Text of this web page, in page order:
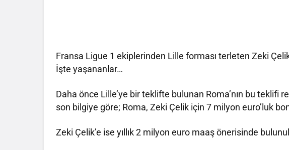
Fransa Ligue 1 ekiplerinden Lille forması terleten Zeki
İşte yaşananlar…
Daha önce Lille’ye bir teklifte bulunan Roma’nın bu teklifi
son bilgiye göre; Roma, Zeki Çelik için 7 milyon euro’luk
Zeki Çelik’e ise yıllık 2 milyon euro maaş önerisinde